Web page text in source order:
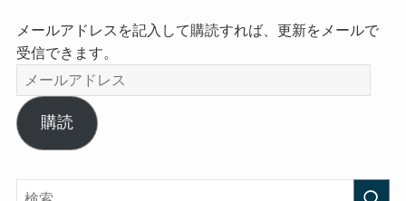
メールアドレスを記入して購読すれば、更新をメールで
受信できます。
メ
ー
ル
ア
購読